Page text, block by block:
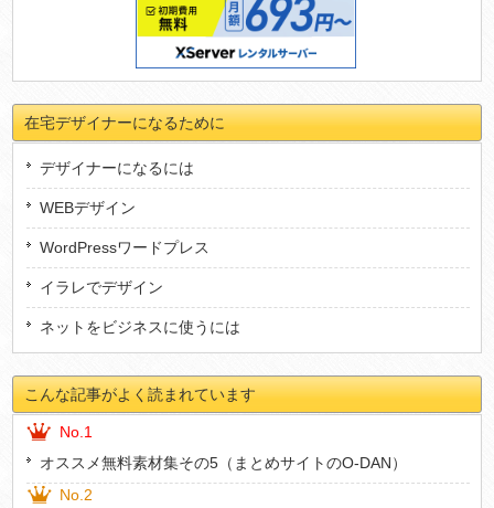
在宅デザイナーになるために
デザイナーになるには
WEBデザイン
WordPressワードプレス
イラレでデザイン
ネットをビジネスに使うには
こんな記事がよく読まれています
No.1
オススメ無料素材集その5（まとめサイトのO-DAN）
No.2